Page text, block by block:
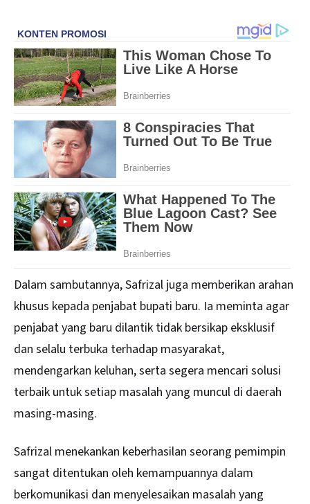
Dalam sambutannya, Safrizal juga memberikan arahan
khusus kepada penjabat bupati baru. Ia meminta agar
penjabat yang baru dilantik tidak bersikap eksklusif
dan selalu terbuka terhadap masyarakat,
mendengarkan keluhan, serta segera mencari solusi
terbaik untuk setiap masalah yang muncul di daerah
masing-masing.
Safrizal menekankan keberhasilan seorang pemimpin
sangat ditentukan oleh kemampuannya dalam
berkomunikasi dan menyelesaikan masalah yang